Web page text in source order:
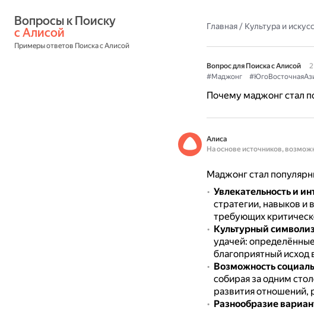
с Алисой
Примеры ответов Поиска с Алисой
Главная/ Культура и
Вопрос для Поиска с Алисой
#Маджонг
Почему маджонг стал
Алиса
На основе источников,
Маджонг стал
Увлекательность и
стратегии, навыков и
требующих
Культурный
удачей:
благоприятный исход
Возможность
собирая за одним
развития отношений,
Разнообразие